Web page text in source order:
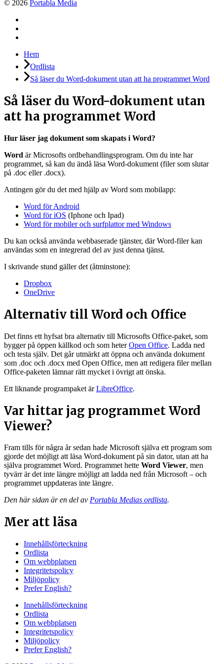
© 2026 Portabla Media
Hem
Ordlista
Så läser du Word-dokument utan att ha programmet Word
Så läser du Word-dokument utan
att ha programmet Word
Hur läser jag dokument som skapats i Word?
Word är Microsofts ordbehandlingsprogram. Om du inte har
programmet, så kan du ändå läsa Word-dokument (filer som slutar
på .doc eller .docx).
Antingen gör du det med hjälp av Word som mobilapp:
Word för Android
Word för iOS (Iphone och Ipad)
Word för mobiler och surfplattor med Windows
Du kan också använda webbaserade tjänster, där Word-filer kan
användas som en integrerad del av just denna tjänst.
I skrivande stund gäller det (åtminstone):
Dropbox
OneDrive
Alternativ till Word och Office
Det finns ett hyfsat bra alternativ till Microsofts Office-paket, som
bygger på öppen källkod och som heterOpen Office. Ladda ned
och testa själv. Det går utmärkt att öppna och använda dokument
som .doc och .docx med Open Office, men att redigera filer mellan
Office-paketen lämnar rätt mycket i övrigt att önska.
Ett liknande programpaket ärLibreOffice.
Var hittar jag programmet Word
Viewer?
Fram tills för några år sedan hade Microsoft själva ett program som
gjorde det möjligt att läsa Word-dokument på sin dator, utan att ha
själva programmet Word. Programmet hette Word Viewer, men
tyvärr är det inte längre möjligt att ladda ned från Microsoft – och
programmet uppdateras inte längre.
Den här sidan är en del av Portabla Medias ordlista.
Mer att läsa
Innehållsförteckning
Ordlista
Om webbplatsen
Integritetspolicy
Miljöpolicy
Prefer English?
Innehållsförteckning
Ordlista
Om webbplatsen
Integritetspolicy
Miljöpolicy
Prefer English?